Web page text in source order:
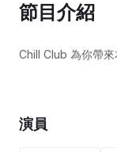
節目介紹
Chill Club 為你帶來
演員